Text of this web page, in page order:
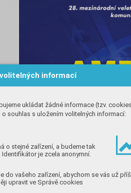
informací
ukládat žádné informace (tzv.
souhlas s uložením volitelných informací:
o stejné zařízení, a budeme tak
je zcela anonymní.
do vašeho zařízení, abychom se vás už
upravit ve Správě cookies